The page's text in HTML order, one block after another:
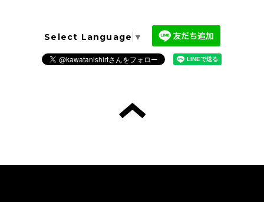
Select Language ▼